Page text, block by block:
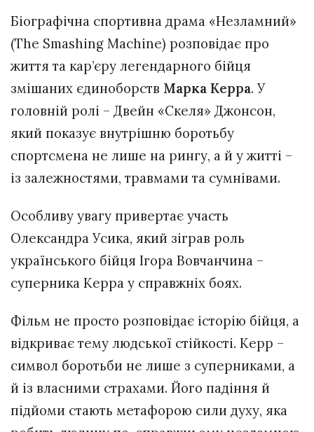
Біографічна спортивна драма «Незламний»
(The Smashing Machine) розповідає про
життя та кар’єру легендарного бійця
змішаних єдиноборств Марка Керра. У
головній ролі – Двейн «Скеля» Джонсон,
який показує внутрішню боротьбу
спортсмена не лише на рингу, а й у житті –
із залежностями, травмами та сумнівами.
Особливу увагу привертає участь
Олександра Усика, який зіграв роль
українського бійця Ігора Вовчанчина –
суперника Керра у справжніх боях.
Фільм не просто розповідає історію бійця, а
відкриває тему людської стійкості. Керр –
символ боротьби не лише з суперниками, а
й із власними страхами. Його падіння й
підйоми стають метафорою сили духу, яка